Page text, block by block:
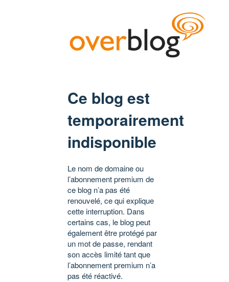
Ce blog est
temporairement
indisponible
Le nom de domaine ou
l’abonnement premium de
ce blog n’a pas été
renouvelé, ce qui explique
cette interruption. Dans
certains cas, le blog peut
également être protégé par
un mot de passe, rendant
son accès limité tant que
l’abonnement premium n’a
pas été réactivé.